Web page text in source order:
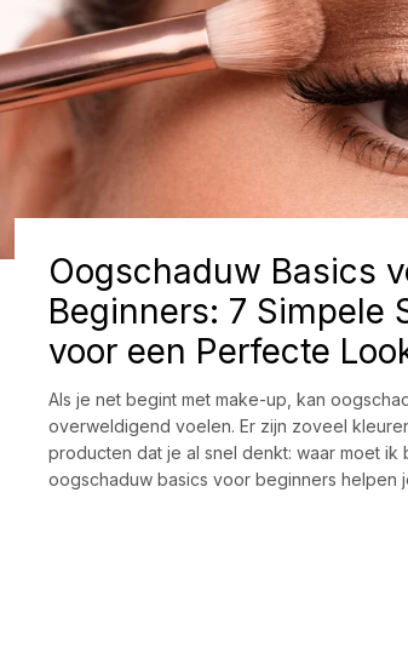
Oogschaduw Basics
Beginners: 7 Simpele
voor een Perfecte
Als je net begint met make-up, kan
overweldigend voelen. Er zijn zoveel
producten dat je al snel denkt: waar moet ik
oogschaduw basics voor beginners helpen